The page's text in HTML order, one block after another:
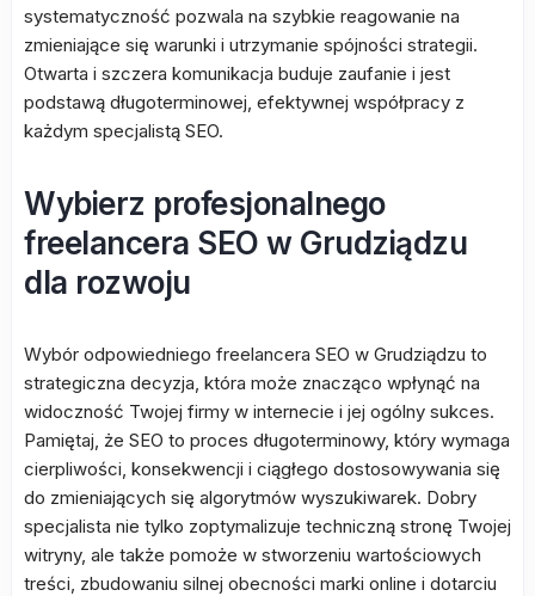
systematyczność pozwala na szybkie reagowanie na
zmieniające się warunki i utrzymanie spójności strategii.
Otwarta i szczera komunikacja buduje zaufanie i jest
podstawą długoterminowej, efektywnej współpracy z
każdym specjalistą SEO.
Wybierz profesjonalnego
freelancera SEO w Grudziądzu
dla rozwoju
Wybór odpowiedniego freelancera SEO w Grudziądzu to
strategiczna decyzja, która może znacząco wpłynąć na
widoczność Twojej firmy w internecie i jej ogólny sukces.
Pamiętaj, że SEO to proces długoterminowy, który wymaga
cierpliwości, konsekwencji i ciągłego dostosowywania się
do zmieniających się algorytmów wyszukiwarek. Dobry
specjalista nie tylko zoptymalizuje techniczną stronę Twojej
witryny, ale także pomoże w stworzeniu wartościowych
treści, zbudowaniu silnej obecności marki online i dotarciu